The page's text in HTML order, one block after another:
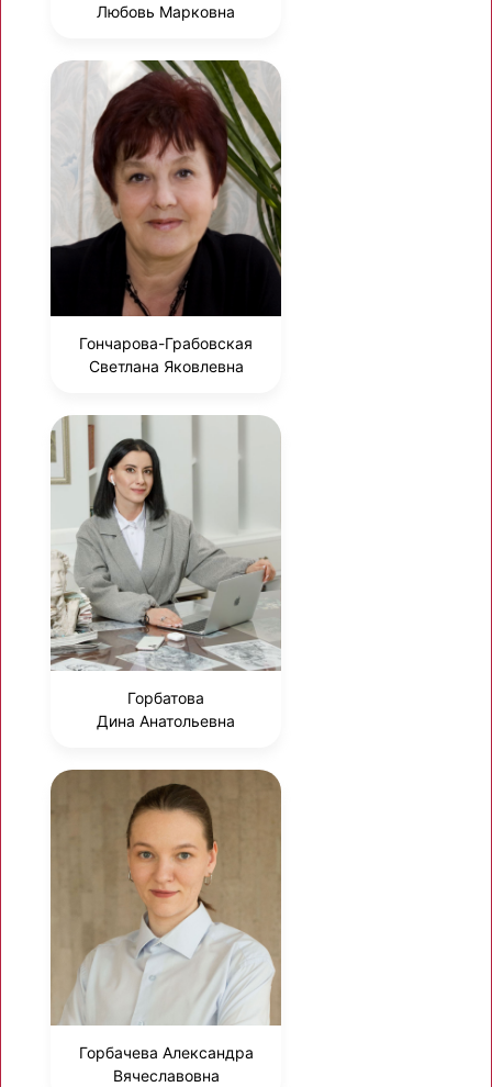
Любовь Марковна
Гончарова-Грабовская
Светлана Яковлевна
Горбатова
Дина Анатольевна
Горбачева Александра
Вячеславовна